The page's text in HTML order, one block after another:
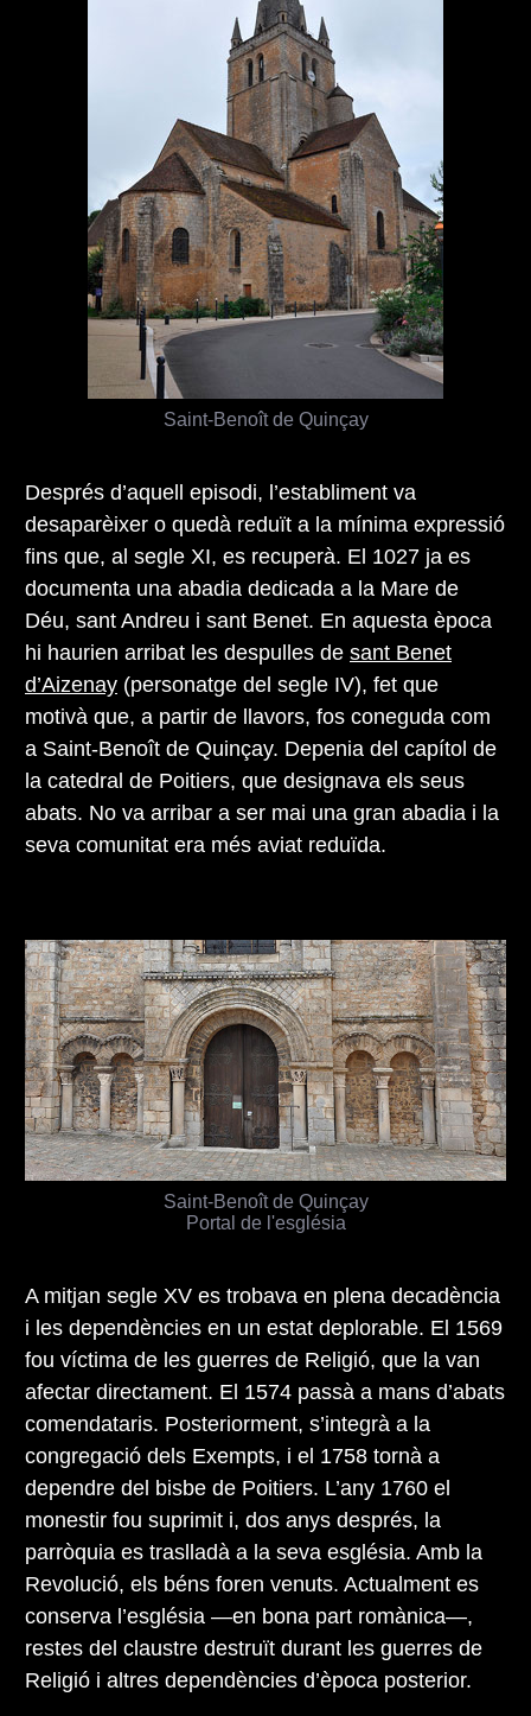
Després d’aquell episodi, l’establiment va
desaparèixer o quedà reduït a la mínima expressió
fins que, al segle XI, es recuperà. El 1027 ja es
documenta una abadia dedicada a la Mare de
Déu, sant Andreu i sant Benet. En aquesta època
hi haurien arribat les despulles de sant Benet
d’Aizenay (personatge del segle IV), fet que
motivà que, a partir de llavors, fos coneguda com
a Saint-Benoît de Quinçay. Depenia del capítol de
la catedral de Poitiers, que designava els seus
abats. No va arribar a ser mai una gran abadia i la
seva comunitat era més aviat reduïda.
Saint-Benoît de Quinçay
Saint-Benoît de Quinçay
Portal de l'església
A mitjan segle XV es trobava en plena decadència
i les dependències en un estat deplorable. El 1569
fou víctima de les guerres de Religió, que la van
afectar directament. El 1574 passà a mans d’abats
comendataris. Posteriorment, s’integrà a la
congregació dels Exempts, i el 1758 tornà a
dependre del bisbe de Poitiers. L’any 1760 el
monestir fou suprimit i, dos anys després, la
parròquia es traslladà a la seva església. Amb la
Revolució, els béns foren venuts. Actualment es
conserva l’església —en bona part romànica—,
restes del claustre destruït durant les guerres de
Religió i altres dependències d’època posterior.